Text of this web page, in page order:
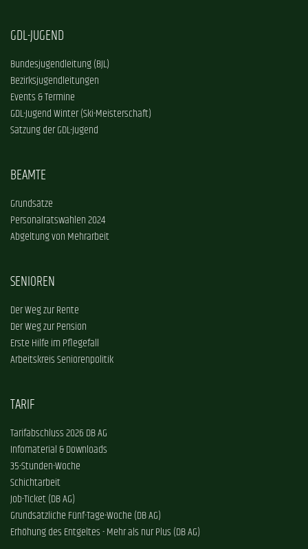
GDL-JUGEND
Bundesjugendleitung (BJL)
Bezirksjugendleitungen
Events & Termine
GDL-Jugend Winter (Ski-Meisterschaft)
Satzung der GDL-Jugend
BEAMTE
Grundsätze
Personalratswahlen 2024
Abgeltung von Mehrarbeit
SENIOREN
Der Weg zur Rente
Der Weg zur Pension
Erste Hilfe im Pflegefall
Arbeitskreis Seniorenpolitik
TARIF
Tarifabschluss 2026 DB AG
Infomaterial & Downloads
35-Stunden-Woche
Schichtarbeit
Job-Ticket (DB AG)
Grundsätzliche Fünf-Tage-Woche (DB AG)
Erhöhung des Entgeltes - Mehr als nur Plus (DB AG)